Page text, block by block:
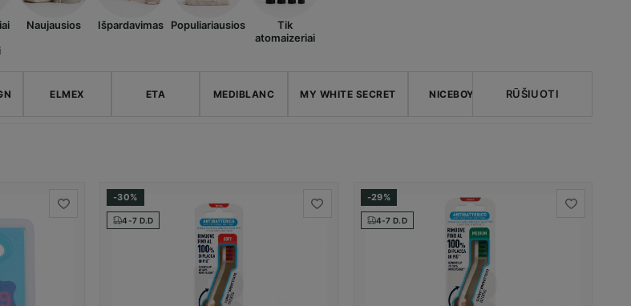
Naujausios Išpardavimas Populiariausios
Tik
atomaizeriai
ELMEX ETA MEDIBLANC MY WHITE SECRET NICEBOY NICKELODEON
RŪŠIUOTI
-30%
4-7 D.D
-29%
4-7 D.D